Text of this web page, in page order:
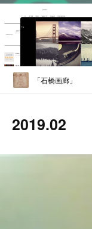
「石橋画廊」
2019.02